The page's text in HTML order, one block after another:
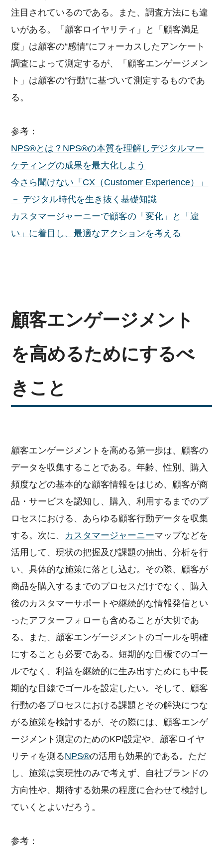
注目されているのである。また、調査方法にも違
いがある。「顧客ロイヤリティ」と「顧客満足
度」は顧客の“感情”にフォーカスしたアンケート
調査によって測定するが、「顧客エンゲージメン
ト」は顧客の“行動”に基づいて測定するものであ
る。
参考：
NPS®とは？NPS®の本質を理解しデジタルマー
ケティングの成果を最大化しよう
今さら聞けない「CX（Customer Experience）」
－ デジタル時代を生き抜く基礎知識
カスタマージャーニーで顧客の「変化」と「違
い」に着目し、最適なアクションを考える
顧客エンゲージメント
を高めるためにするべ
きこと
顧客エンゲージメントを高める第一歩は、顧客の
データを収集することである。年齢、性別、購入
頻度などの基本的な顧客情報をはじめ、顧客が商
品・サービスを認知し、購入、利用するまでのプ
ロセスにおける、あらゆる顧客行動データを収集
する。次に、 カスタマージャーニーマップなどを
活用して、現状の把握及び課題の抽出、分析を行
い、具体的な施策に落とし込む。その際、顧客が
商品を購入するまでのプロセスだけでなく、購入
後のカスタマーサポートや継続的な情報発信とい
ったアフターフォローも含めることが大切であ
る。また、顧客エンゲージメントのゴールを明確
にすることも必要である。短期的な目標でのゴー
ルでなく、利益を継続的に生み出すためにも中長
期的な目線でゴールを設定したい。そして、顧客
行動の各プロセスにおける課題とその解決につな
がる施策を検討するが、その際には、顧客エンゲ
ージメント測定のためのKPI設定や、顧客ロイヤ
リティを測るNPS®の活用も効果的である。ただ
し、施策は実現性のみで考えず、自社ブランドの
方向性や、期待する効果の程度に合わせて検討し
ていくとよいだろう。
参考：